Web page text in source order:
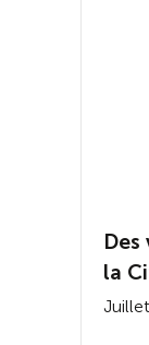
Des
la